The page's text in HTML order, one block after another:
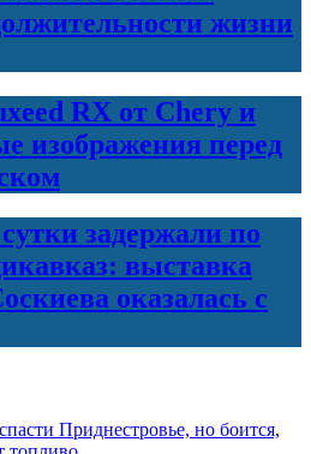
жизни
RX от Chery и
изображения перед
задержали по
выставка
оказалась с